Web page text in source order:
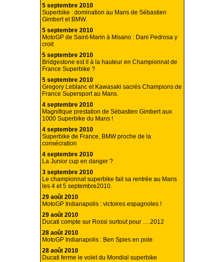
5 septembre 2010
Superbike : domination au Mans de Sébastien
Gimbert et BMW.
5 septembre 2010
MotoGP de Saint-Marin à Misano : Dani Pedrosa y
croit
5 septembre 2010
Bridgestone est il à la hauteur en Championnat de
France Superbike ?
5 septembre 2010
Gregory Leblanc et Kawasaki sacrés Champions de
France Supersport au Mans.
4 septembre 2010
Magnifique prestation de Sébastien Gimbert aux
1000 Superbike du Mans !
4 septembre 2010
Superbike de France, BMW proche de la
consécration
4 septembre 2010
La Junior cup en danger ?
3 septembre 2010
Le championnat superbike fait sa rentrée au Mans
les 4 et 5 septembre2010.
29 août 2010
MotoGP Indianapolis : victoires espagnoles !
29 août 2010
Ducati compte sur Rossi surtout pour ….2012
28 août 2010
MotoGP Indianapolis : Ben Spies en pole.
28 août 2010
Ducati ferme le volet du Mondial superbike